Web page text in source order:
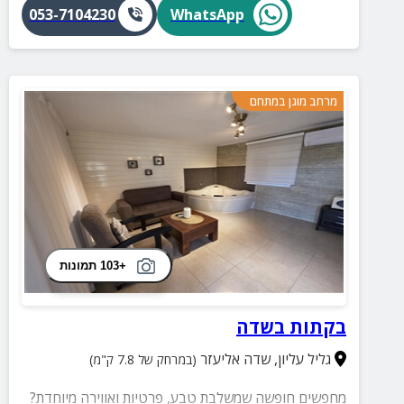
WhatsApp
053-7104230
מרחב מוגן במתחם
+103 תמונות
בקתות בשדה
גליל עליון,שדה אליעזר (במרחק של 7.8 ק"מ)
מחפשים חופשה שמשלבת טבע, פרטיות ואווירה מיוחדת?